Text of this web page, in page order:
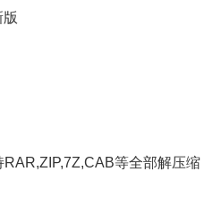
RAR,ZIP,7Z,CAB等全部解压缩